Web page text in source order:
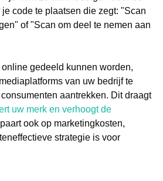
code te plaatsen die zegt: "Scan
of "Scan om deel te nemen aan
gedeeld kunnen worden,
van uw bedrijf te
aantrekken. Dit draagt
uw merk en verhoogt de
ook op marketingkosten,
strategie is voor